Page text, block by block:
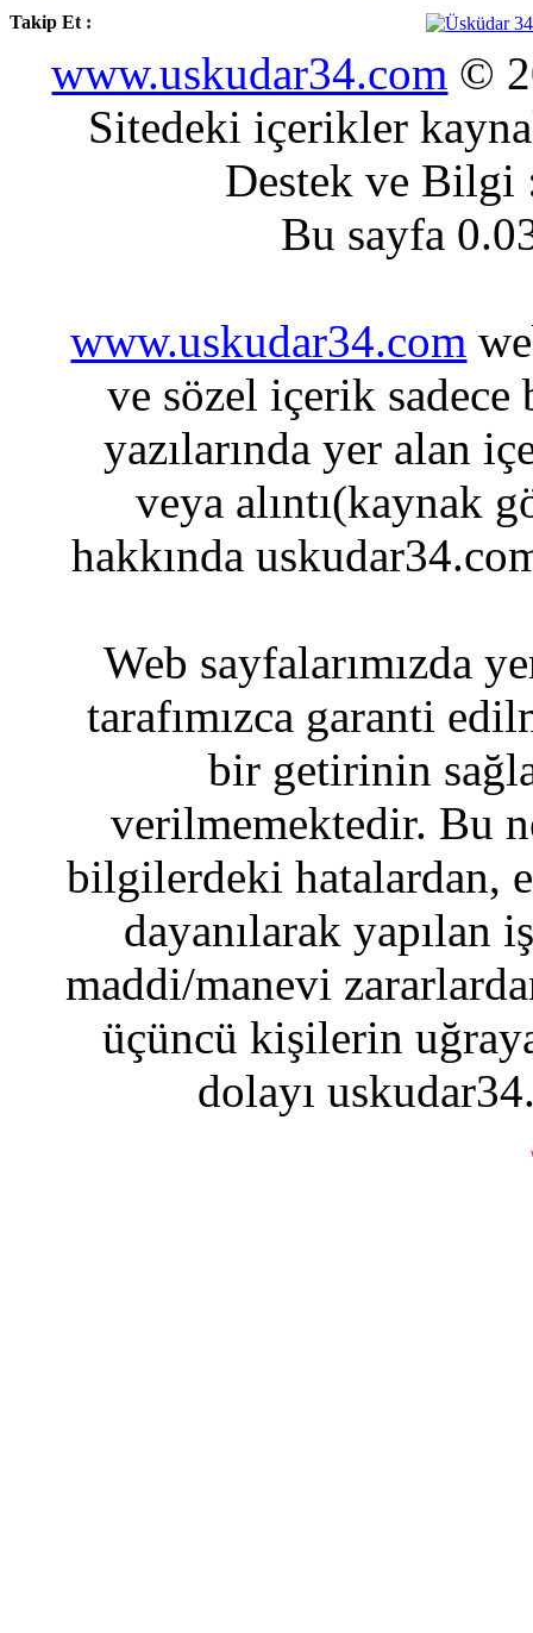
Takip Et :
www.uskudar34.com ©
Sitedeki içerikler
Destek ve
Bu sayfa
www.uskudar34.com
ve sözel içerik sadece
yazılarında yer alan
veya alıntı(kaynak
hakkında
Web sayfalarımızda
tarafımızca garanti
bir getirinin
verilmemektedir. Bu
bilgilerdeki hatalardan,
dayanılarak yapılan
maddi/manevi
üçüncü kişilerin
dolayı